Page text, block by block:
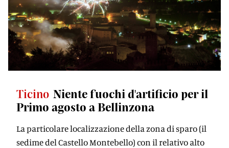
Ticino Niente fuochi d'artificio per il
Primo agosto a Bellinzona
La particolare localizzazione della zona di sparo (il
sedime del Castello Montebello) con il relativo alto